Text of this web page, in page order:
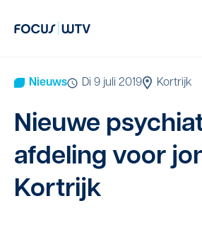
Nieuws di 9 juli 2019 Kortrijk
Nieu­we
afde­ling voor
Kortrijk